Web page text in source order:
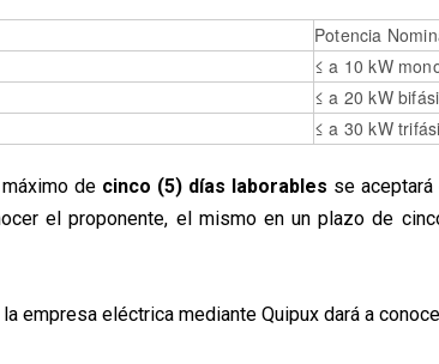
Potencia
≤ a 10 kW
≤ a 20 kW
≤ a 30 kW
de cinco (5) días laborables se
el proponente, el mismo en un plazo de
la empresa eléctrica mediante Quipux dará a